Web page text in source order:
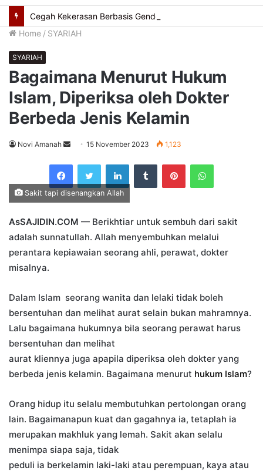
Home / SYARIAH
SYARIAH
Bagaimana Menurut Hukum
Islam, Diperiksa oleh Dokter
Berbeda Jenis Kelamin
Novi Amanah
Send
email
15 November 2023 1,123
FacebookTwitterLinkedInTumblrPinterestWhatsApp
Sakit tapi disenangkan Allah
AsSAJIDIN.COM — Berikhtiar untuk sembuh dari sakit
adalah sunnatullah. Allah menyembuhkan melalui
perantara kepiawaian seorang ahli, perawat, dokter
misalnya.
Dalam Islam seorang wanita dan lelaki tidak boleh
bersentuhan dan melihat aurat selain bukan mahramnya.
Lalu bagaimana hukumnya bila seorang perawat harus
bersentuhan dan melihat
aurat kliennya juga apapila diperiksa oleh dokter yang
berbeda jenis kelamin. Bagaimana menurut hukum Islam?
Orang hidup itu selalu membutuhkan pertolongan orang
lain. Bagaimanapun kuat dan gagahnya ia, tetaplah ia
merupakan makhluk yang lemah. Sakit akan selalu
menimpa siapa saja, tidak
peduli ia berkelamin laki-laki atau perempuan, kaya atau